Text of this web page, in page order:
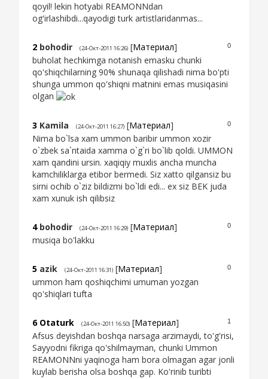
qoyil! lekin hotyabi REAMONNdan
og'irlashibdi...qayodigi turk artistlaridanmas...
0
2 bohodir (24-Окт-2011 16:26) [Материал]
buholat hechkimga notanish emasku chunki
qo'shiqchilarning 90% shunaqa qilishadi nima bo'pti
shunga ummon qo'shiqni matnini emas musiqasini
olgan
0
3 Kamila (24-Окт-2011 16:27) [Материал]
Nima bo`lsa xam ummon baribir ummon xozir
o`zbek sa`ntaida xamma o`g`ri bo`lib qoldi. UMMON
xam qandini ursin. xaqiqiy muxlis ancha muncha
kamchiliklarga etibor bermedi. Siz xatto qilgansiz bu
sirni ochib o`ziz bildizmi bo`ldi edi... ex siz BEK juda
xam xunuk ish qilibsiz
0
4 bohodir (24-Окт-2011 16:29) [Материал]
musiqa bo'lakku
0
5 azik (24-Окт-2011 16:31) [Материал]
ummon ham qoshiqchimi umuman yozgan
qo'shiqlari tufta
1
6 Otaturk (24-Окт-2011 16:50) [Материал]
Afsus deyishdan boshqa narsaga arzimaydi, to'g'risi,
Sayyodni fikriga qo'shilmayman, chunki Ummon
REAMONNni yaqinoga ham bora olmagan agar jonli
kuylab berisha olsa boshqa gap. Ko'rinib turibti